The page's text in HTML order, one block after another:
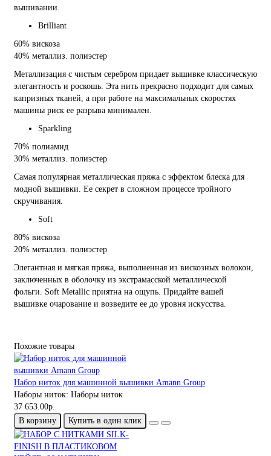
вышивании.
Brilliant
60% вискоза
40% металлиз. полиэстер
Металлизация с чистым серебром придает вышивке классическую
элегантность и роскошь. Эта нить прекрасно подходит для самых
капризных тканей, а при работе на максимальных скоростях
машины риск ее разрыва минимален.
Sparkling
70% полиамид
30% металлиз. полиэстер
Самая популярная металлическая пряжа с эффектом блеска для
модной вышивки. Ее секрет в сложном процессе тройного
скручивания.
Soft
80% вискоза
20% металлиз. полиэстер
Элегантная и мягкая пряжа, выполненная из вискозных волокон,
заключенных в оболочку из экстрамасской металлической
фольги. Soft Metallic приятна на ощупь. Придайте вашей
вышивке очарование и возведите ее до уровня искусства.
Похожие товары
Набор ниток для машинной вышивки Amann Group
Наборы ниток: Наборы ниток
37 653.00р.
В корзину
Купить в один клик